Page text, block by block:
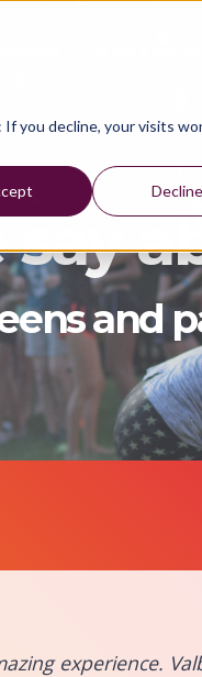
you decline, your visits
Decline
and
experience.